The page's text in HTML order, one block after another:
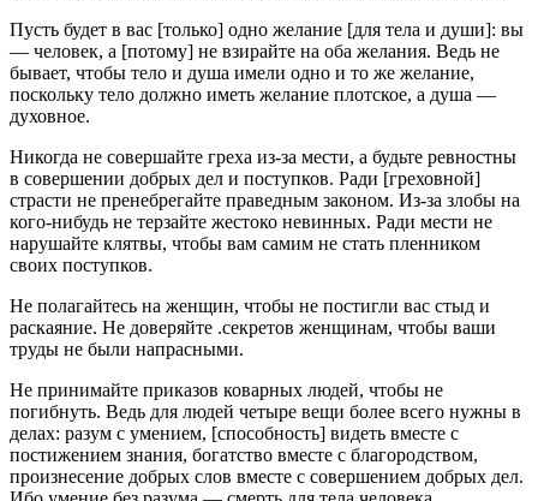
Пусть будет в вас [только] одно желание [для тела и души]: вы
— человек, а [потому] не взирайте на оба желания. Ведь не
бывает, чтобы тело и душа имели одно и то же желание,
поскольку тело должно иметь желание плотское, а душа —
духовное.
Никогда не совершайте греха из-за мести, а будьте ревностны
в совершении добрых дел и поступков. Ради [греховной]
страсти не пренебрегайте праведным законом. Из-за злобы на
кого-нибудь не терзайте жестоко невинных. Ради мести не
нарушайте клятвы, чтобы вам самим не стать пленником
своих поступков.
Не полагайтесь на женщин, чтобы не постигли вас стыд и
раскаяние. Не доверяйте .секретов женщинам, чтобы ваши
труды не были напрасными.
Не принимайте приказов коварных людей, чтобы не
погибнуть. Ведь для людей четыре вещи более всего нужны в
делах: разум с умением, [способность] видеть вместе с
постижением знания, богатство вместе с благородством,
произнесение добрых слов вместе с совершением добрых дел.